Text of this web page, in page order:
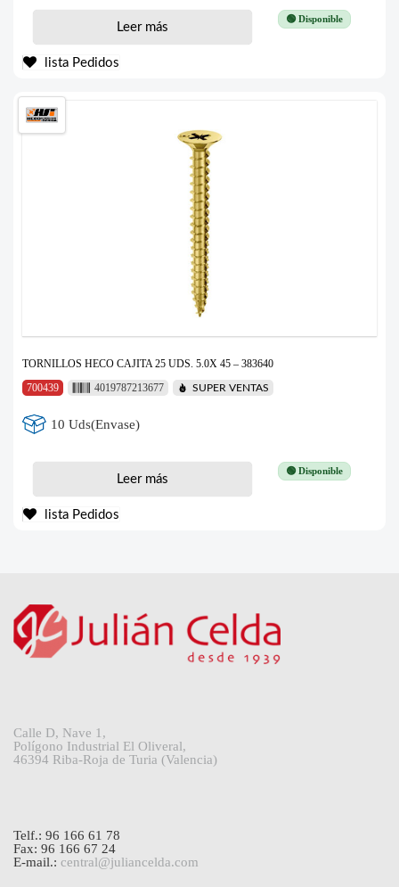
🟢 Disponible
Leer más
lista Pedidos
TORNILLOS HECO CAJITA 25 UDS. 5.0X 45 – 383640
700439
4019787213677 SUPER VENTAS
10 Uds(Envase)
🟢 Disponible
Leer más
lista Pedidos
Calle D, Nave 1,
Polígono Industrial El Oliveral,
46394 Riba-Roja de Turia (Valencia)
Telf.: 96 166 61 78
Fax: 96 166 67 24
E-mail.: central@juliancelda.com